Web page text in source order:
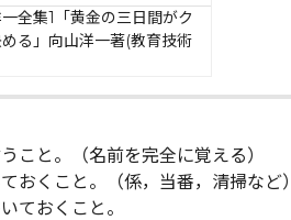
一全集1「黄金の三日間がク
る」向山洋一著(教育技術
こと。（名前を完全に覚える）
おくこと。（係，当番，清掃など）
ておくこと。